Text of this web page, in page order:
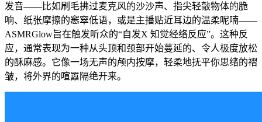
发音——比如刷毛拂过麦克风的沙沙声、指尖轻敲物体的脆
响、纸张摩擦的窸窣低语，或是主播贴近耳边的温柔呢喃——
ASMRGlow旨在触发听众的“自发X 知觉经络反应”。这种反
应，通常表现为一种从头顶和颈部开始蔓延的、令人极度放松
的酥麻感。它像一场无声的颅内按摩，轻柔地抚平你思绪的褶
皱，将外界的喧嚣隔绝开来。